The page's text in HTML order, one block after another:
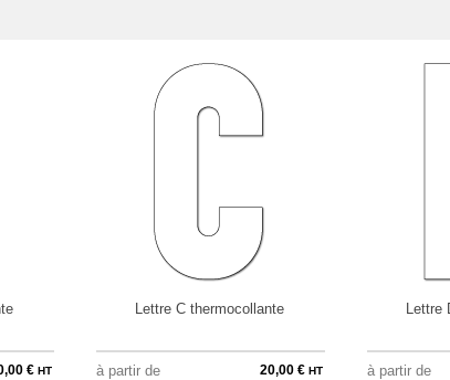
€ HT
Lettre C thermocollante
à partir de 20,00 € HT
Lettre
à partir de